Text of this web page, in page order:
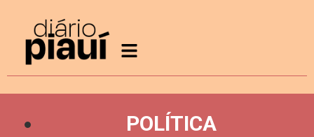
POLÍTICA